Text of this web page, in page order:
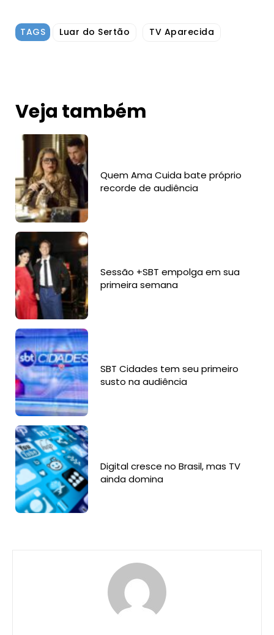
TAGS Luar do Sertão TV Aparecida
Veja também
Quem Ama Cuida bate próprio
recorde de audiência
Sessão +SBT empolga em sua
primeira semana
SBT Cidades tem seu primeiro
susto na audiência
Digital cresce no Brasil, mas TV
ainda domina